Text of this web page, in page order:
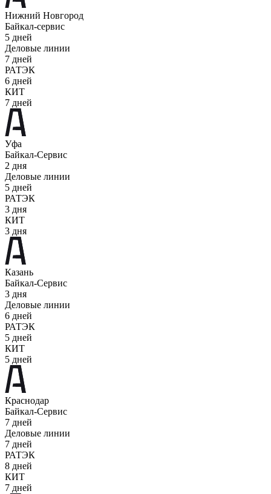
Нижний Новгород
Байкал-сервис
5 дней
Деловые линии
7 дней
РАТЭК
6 дней
КИТ
7 дней
Уфа
Байкал-Сервис
2 дня
Деловые линии
5 дней
РАТЭК
3 дня
КИТ
3 дня
Казань
Байкал-Сервис
3 дня
Деловые линии
6 дней
РАТЭК
5 дней
КИТ
5 дней
Краснодар
Байкал-Сервис
7 дней
Деловые линии
7 дней
РАТЭК
8 дней
КИТ
7 дней